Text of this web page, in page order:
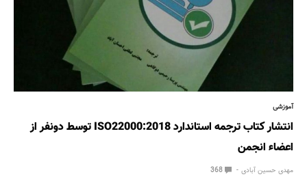
آموزشی
انتشار کتاب ترجمه استاندارد ISO22000:2018 توسط دونفر از
اعضاء انجمن
مهدی حسین آبادی